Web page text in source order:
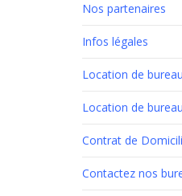
Nos partenaires
Infos légales
Location de
Location de
Contrat de
Contactez nos